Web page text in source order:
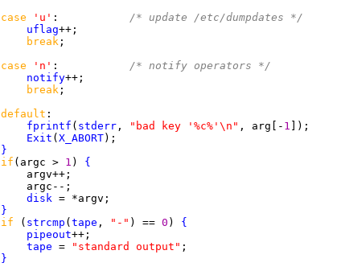
case 'u' :
/* update /etc/dumpdates */
uflag
break
case 'n' :
/* notify operators */
notify
break
default
fprintf ( stderr , "bad key '%c%'\n" , arg[- 1
Exit ( X_ABORT
}
if (argc > 1 ) {
disk
}
if ( strcmp ( tape , "-" ) == 0 ) {
pipeout
tape = "standard output"
}